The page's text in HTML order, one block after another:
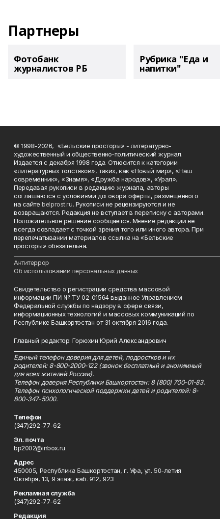
Партнеры
Фотобанк
журналистов РБ
Рубрика "Еда и
напитки"
© 1998-2026, «Бельские просторы» - литературно-
художественный и общественно-политический журнал.
Издается с декабря 1998 года. Относится к категории
«литературных толстяков», таких, как «Новый мир», «Наш
современник», «Знамя», «Дружба народов», «Урал».
Передавая рукописи в редакцию журнала, авторы
соглашаются с условиями договора оферты, размещенного
на сайтеbelprost.ru. Рукописи не рецензируются и не
возвращаются. Редакция не вступает в переписку с авторами.
Положительное решение сообщается. Мнение редакции не
всегда совпадает с точкой зрения того или иного автора. При
перепечатывании материалов ссылка на «Бельские
просторы» обязательна.
Антитеррор
Об использовании персональных данных
Свидетельство о регистрации средства массовой
информации ПИ № ТУ 02-01564 выданное Управлением
Федеральной службы по надзору в сфере связи,
информационных технологий и массовых коммуникаций по
Республике Башкортостан от 31 октября 2016 года.
Главный редактор: Горюхин Юрий Александрович
Единый телефон доверия для детей, подростков и их
родителей: 8-800-2000-122 (звонок бесплатный и анонимный
для всех жителей России).
Телефон доверия Республики Башкортостан: 8 (800) 700-01-83.
Телефон психологической поддержки детей и родителей: 8-
800-347-5000.
Телефон
(347)292-77-62
Эл. почта
bp2002@inbox.ru
Адрес
450005, Республика Башкортостан, г. Уфа, ул. 50-летия
Октября, 13, 9 этаж, каб. 912, 923
Рекламная служба
(347)292-77-62
Редакция